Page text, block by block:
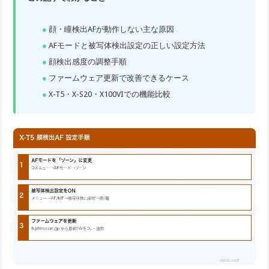
顔・瞳検出AFが動作しない主な原因
AFモードと被写体検出設定の正しい設定方法
顔検出感度の調整手順
ファームウェア更新で改善できるケース
X-T5・X-S20・X100VIでの機能比較